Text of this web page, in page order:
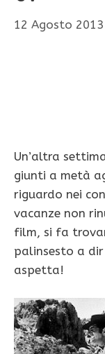
12 Agosto 2013
Un’altra
giunti a metà
riguardo nei
vacanze non
film, si fa
palinsesto a dir
aspetta!